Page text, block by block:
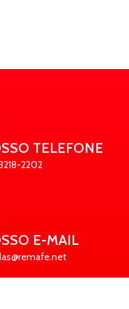
TELEFONE
2202
E-MAIL